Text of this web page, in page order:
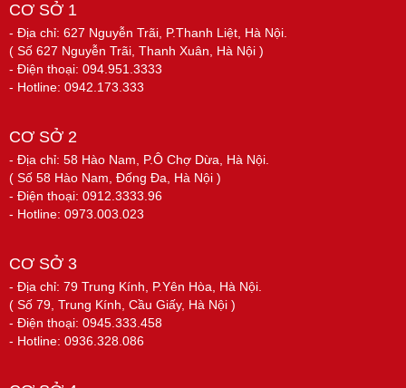
CƠ SỞ 1
- Địa chỉ: 627 Nguyễn Trãi, P.Thanh Liệt, Hà Nội.
( Số 627 Nguyễn Trãi, Thanh Xuân, Hà Nội )
- Điện thoại: 094.951.3333
- Hotline: 0942.173.333
CƠ SỞ 2
- Địa chỉ: 58 Hào Nam, P.Ô Chợ Dừa, Hà Nội.
( Số 58 Hào Nam, Đống Đa, Hà Nội )
- Điện thoại: 0912.3333.96
- Hotline: 0973.003.023
CƠ SỞ 3
- Địa chỉ: 79 Trung Kính, P.Yên Hòa, Hà Nội.
( Số 79, Trung Kính, Cầu Giấy, Hà Nội )
- Điện thoại: 0945.333.458
- Hotline: 0936.328.086